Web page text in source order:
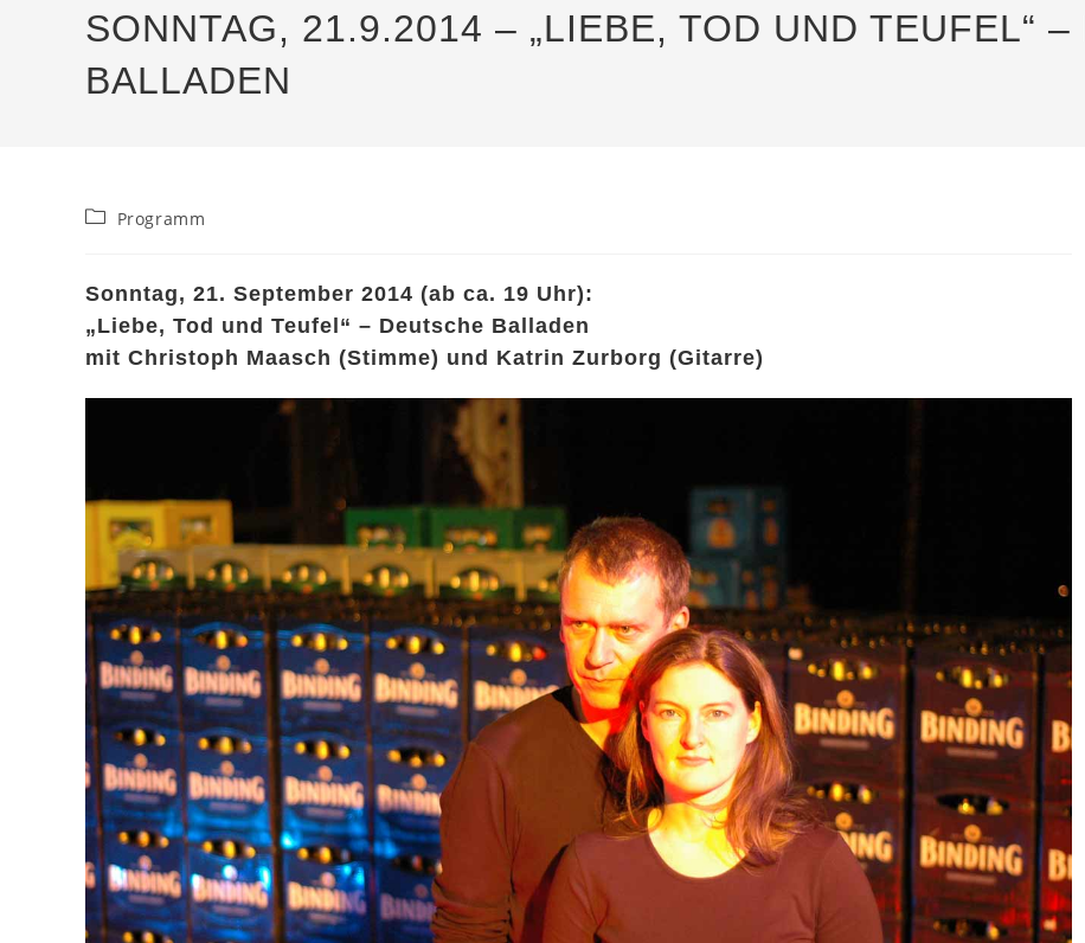
SONNTAG, 21.9.2014 – „LIEBE, TOD UND TEUFEL“ –
BALLADEN
Beitrags-
Programm
Sonntag, 21. September 2014 (ab ca. 19 Uhr):
„Liebe, Tod und Teufel“ – Deutsche Balladen
mit Christoph Maasch (Stimme) und Katrin Zurborg (Gitarre)